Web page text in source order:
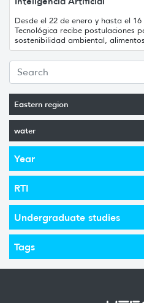
Eastern region
water
Year
RTI
Undergraduate studies
Tags
Desde el 22 de enero y hasta el
Tecnológica recibe postulaciones
sostenibilidad ambiental,